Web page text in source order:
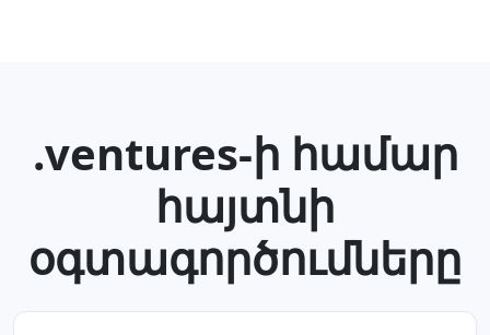
.ventures-ի համար
հայտնի
օգտագործումները